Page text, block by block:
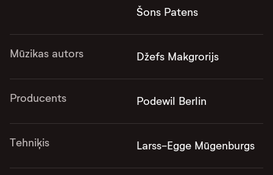
Šons Patens
Mūzikas autors Džefs Makgrorijs
Producents Podewil Berlin
Tehniķis Larss-Egge Mūgenburgs